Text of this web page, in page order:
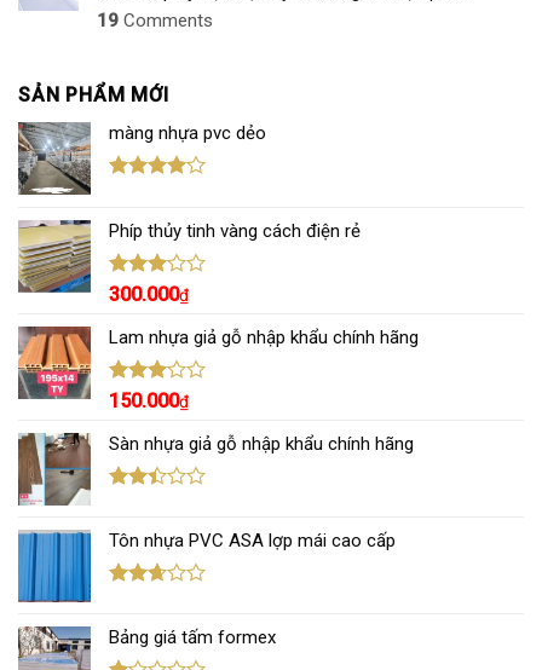
19 Comments
SẢN PHẨM MỚI
màng nhựa pvc dẻo
4.00 5
sao
Phíp thủy tinh vàng cách điện rẻ
Được
hạng
3.00 5
sao
300.000₫
Lam nhựa giả gỗ nhập khẩu chính hãng
Được
hạng
3.00 5
sao
150.000₫
Sàn nhựa giả gỗ nhập khẩu chính hãng
hạng
2.43
5 sao
Tôn nhựa PVC ASA lợp mái cao cấp
hạng
2.67
Bảng giá tấm formex